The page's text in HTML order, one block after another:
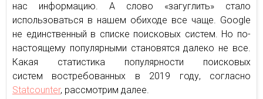
нас информацию. А слово «загуглить» стало
использоваться в нашем обиходе все чаще. Google
не единственный в списке поисковых систем. Но по-
настоящему популярными становятся далеко не все.
Какая статистика популярности поисковых
систем востребованных в 2019 году, согласно
Statcounter, рассмотрим далее.